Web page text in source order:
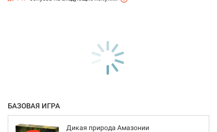
БАЗОВАЯ ИГРА
Дикая природа Амазонии